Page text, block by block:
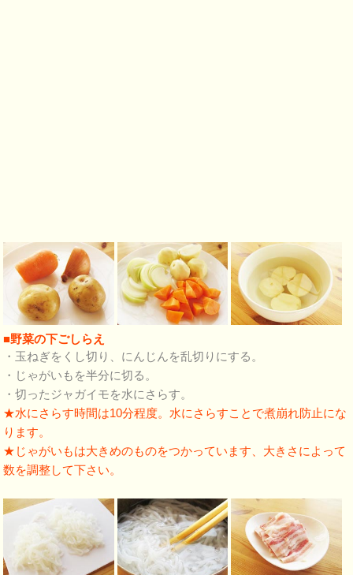
■野菜の下ごしらえ
・玉ねぎをくし切り、にんじんを乱切りにする。
・じゃがいもを半分に切る。
・切ったジャガイモを水にさらす。
★水にさらす時間は10分程度。水にさらすことで煮崩れ防止にな
ります。
★じゃがいもは大きめのものをつかっています、大きさによって
数を調整して下さい。